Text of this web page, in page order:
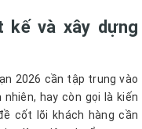
kế và xây dựng
2026 cần tập trung vào
hay còn gọi là kiến
cốt lõi khách hàng cần